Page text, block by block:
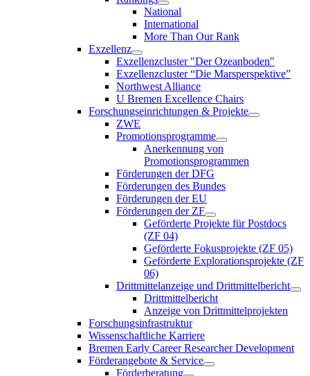
National
International
More Than Our Rank
Exzellenz
Exzellenzcluster "Der Ozeanboden"
Exzellenzcluster “Die Marsperspektive”
Northwest Alliance
U Bremen Excellence Chairs
Forschungseinrichtungen & Projekte
ZWE
Promotionsprogramme
Anerkennung von
Promotionsprogrammen
Förderungen der DFG
Förderungen des Bundes
Förderungen der EU
Förderungen der ZF
Geförderte Projekte für Postdocs
(ZF 04)
Geförderte Fokusprojekte (ZF 05)
Geförderte Explorationsprojekte (ZF
06)
Drittmittelanzeige und Drittmittelbericht
Drittmittelbericht
Anzeige von Drittmittelprojekten
Forschungsinfrastruktur
Wissenschaftliche Karriere
Bremen Early Career Researcher Development
Förderangebote & Service
Förderberatung